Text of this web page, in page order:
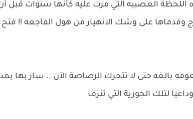
اللحظة العصبيه التي مرت عليه كأنها سنوات قبل
وقدماها على وشك الانهيار من هول الفاجعه !! فتح
بالغه حتى لا تتحرك الرصاصة الآن .. سار
لتلك الحورية التي تنزف